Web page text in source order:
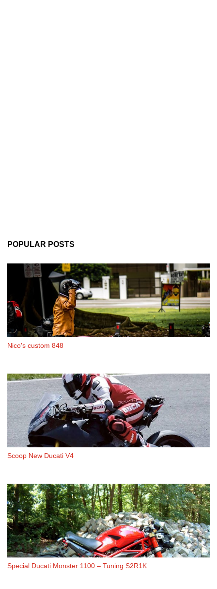
POPULAR POSTS
Nico's custom 848
Scoop New Ducati V4
Special Ducati Monster 1100 – Tuning S2R1K